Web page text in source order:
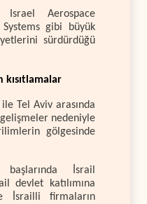
Israel Aerospace
gibi büyük
sürdürdüğü
kısıtlamalar
Tel Aviv arasında
gelişmeler nedeniyle
gölgesinde
İsrail
devlet katılımına
İsrailli firmaların